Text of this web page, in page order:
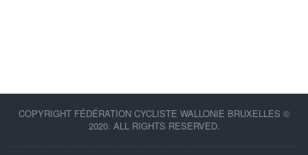
COPYRIGHT FÉDÉRATION CYCLISTE WALLONIE BRUXELLES ©
2020. ALL RIGHTS RESERVED.